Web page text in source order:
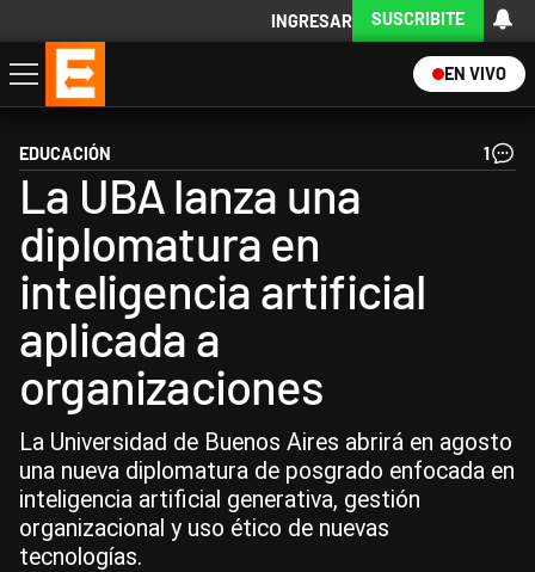
INGRESAR SUSCRIBITE
EN VIVO
Economía
Política
Internacional
Actualidad
Descargá la App
EDUCACIÓN 1
La UBA lanza una
diplomatura en
inteligencia artificial
aplicada a
organizaciones
La Universidad de Buenos Aires abrirá en agosto
una nueva diplomatura de posgrado enfocada en
inteligencia artificial generativa, gestión
organizacional y uso ético de nuevas
tecnologías.